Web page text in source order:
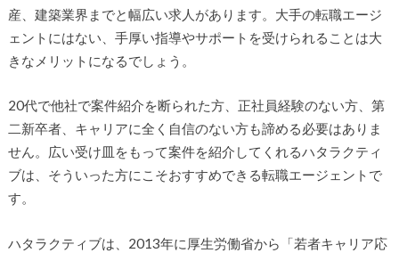
産、建築業界までと幅広い求人があります。大手の転職エージ
ェントにはない、手厚い指導やサポートを受けられることは大
きなメリットになるでしょう。
20代で他社で案件紹介を断られた方、正社員経験のない方、第
二新卒者、キャリアに全く自信のない方も諦める必要はありま
せん。広い受け皿をもって案件を紹介してくれるハタラクティ
ブは、そういった方にこそおすすめできる転職エージェントで
す。
ハタラクティブは、2013年に厚生労働省から「若者キャリア応